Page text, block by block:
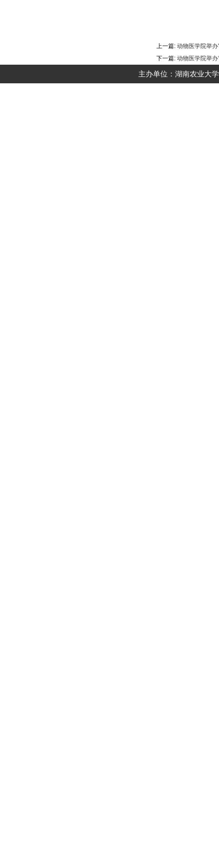
上一篇: 动物医学院举
下一篇: 动物医学院举办
主办单位：湖南农业大